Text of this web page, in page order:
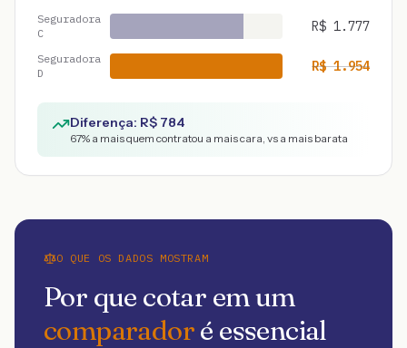
Seguradora
C
R$ 1.777
Seguradora
D
R$1.954
Diferença: R$ 784
67% a mais quem contratou a mais cara, vs a mais barata
O QUE OS DADOS MOSTRAM
Por que cotar em um
comparadoré essencial